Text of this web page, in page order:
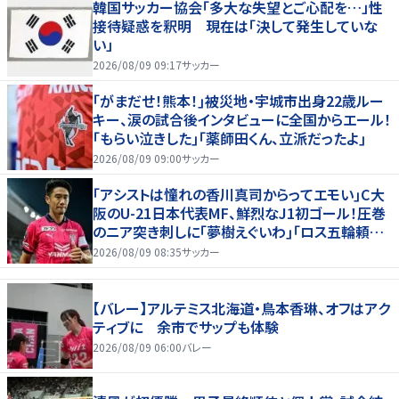
韓国サッカー協会「多大な失望とご心配を…」性
接待疑惑を釈明 現在は「決して発生していな
い」
2026/08/09 09:17サッカー
｢がまだせ！熊本！｣被災地・宇城市出身22歳ルー
キー、涙の試合後インタビューに全国からエール！
｢もらい泣きした｣｢薬師田くん、立派だったよ｣
2026/08/09 09:00サッカー
｢アシストは憧れの香川真司からってエモい｣C大
阪のU-21日本代表MF、鮮烈なJ1初ゴール！圧巻
のニア突き刺しに｢夢樹えぐいわ｣｢ロス五輪頼む
ぞ｣
2026/08/09 08:35サッカー
【バレー】アルテミス北海道・鳥本香琳、オフはアク
ティブに 余市でサップも体験
2026/08/09 06:00バレー